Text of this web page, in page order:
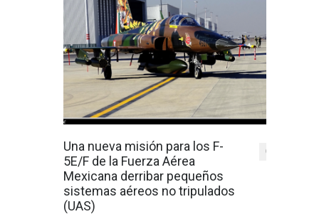
Una nueva misión para los F-
5E/F de la Fuerza Aérea
Mexicana derribar pequeños
sistemas aéreos no tripulados
(UAS)
0